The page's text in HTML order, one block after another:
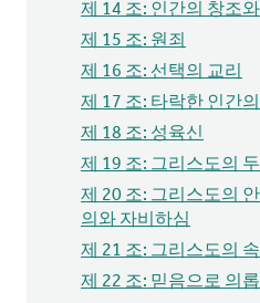
제 14 조: 인간의 창조
제 15 조: 원죄
제 16 조: 선택의 교리
제 17 조: 타락한 인간
제 18 조: 성육신
제 19 조: 그리스도의
제 20 조: 그리스도의
의와 자비하심
제 21 조: 그리스도의 속
제 22 조: 믿음으로 의